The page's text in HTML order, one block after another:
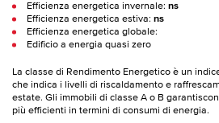
Efficienza energetica invernale: ns
Efficienza energetica estiva: ns
Efficienza energetica globale:
Edificio a energia quasi zero
La classe di Rendimento Energetico è un
che indica i livelli di riscaldamento e
estate. Gli immobili di classe A o B
più efficienti in termini di consumi di energia.